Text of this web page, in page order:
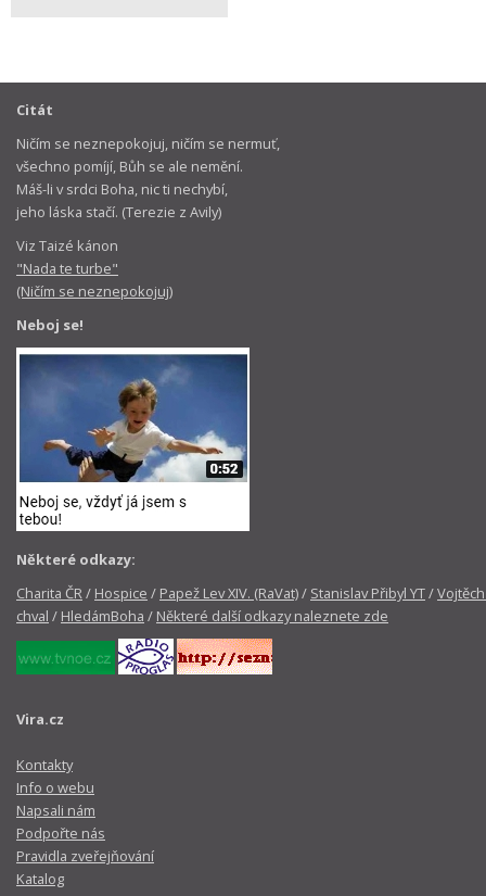
Citát
Ničím se neznepokojuj, ničím se nermuť,
všechno pomíjí, Bůh se ale nemění.
Máš-li v srdci Boha, nic ti nechybí,
jeho láska stačí. (Terezie z Avily)
Viz Taizé kánon
"Nada te turbe"
(Ničím se neznepokojuj)
Neboj se!
Některé odkazy:
Charita ČR/ Hospice / Papež Lev XIV. (RaVat)/ Stanislav Přibyl YT/
chval / HledámBoha / Některé další odkazy naleznete zde
Vira.cz
Kontakty
Info o webu
Napsali nám
Podpořte nás
Pravidla zveřejňování
Katalog